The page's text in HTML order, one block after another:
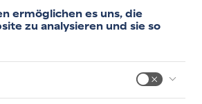
ermöglichen es uns, die
zu analysieren und sie so